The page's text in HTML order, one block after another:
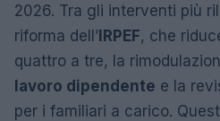
2026. Tra gli interventi più
riforma dell’IRPEF, che
quattro a tre, la
lavoro dipendente e la
per i familiari a carico.